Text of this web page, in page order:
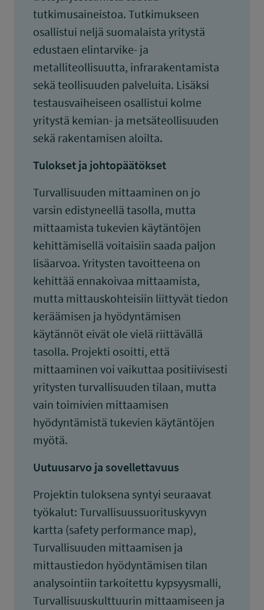
tutkimusaineistoa. Tutkimukseen
osallistui neljä suomalaista yritystä
edustaen elintarvike- ja
metalliteollisuutta, infrarakentamista
sekä teollisuuden palveluita. Lisäksi
testausvaiheiseen osallistui kolme
yritystä kemian- ja metsäteollisuuden
sekä rakentamisen aloilta.
Tulokset ja johtopäätökset
Turvallisuuden mittaaminen on jo
varsin edistyneellä tasolla, mutta
mittaamista tukevien käytäntöjen
kehittämisellä voitaisiin saada paljon
lisäarvoa. Yritysten tavoitteena on
kehittää ennakoivaa mittaamista,
mutta mittauskohteisiin liittyvät tiedon
keräämisen ja hyödyntämisen
käytännöt eivät ole vielä riittävällä
tasolla. Projekti osoitti, että
mittaaminen voi vaikuttaa positiivisesti
yritysten turvallisuuden tilaan, mutta
vain toimivien mittaamisen
hyödyntämistä tukevien käytäntöjen
myötä.
Uutuusarvo ja sovellettavuus
Projektin tuloksena syntyi seuraavat
työkalut: Turvallisuussuorituskyvyn
kartta (safety performance map),
Turvallisuuden mittaamisen ja
mittaustiedon hyödyntämisen tilan
analysointiin tarkoitettu kypsyysmalli,
Turvallisuuskulttuurin mittaamiseen ja